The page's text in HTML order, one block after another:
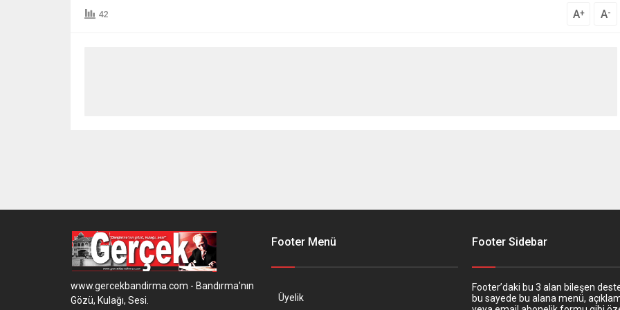
42 A+ A-
www.gercekbandirma.com - Bandırma'nın
Gözü, Kulağı, Sesi.
Footer Menü
Üyelik
Footer Sidebar
Footer’daki bu 3 alan bileşen
bu sayede bu alana menü,